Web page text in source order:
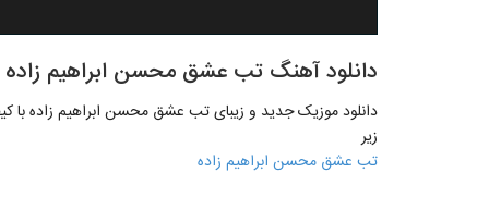
دانلود آهنگ تب عشق محسن ابراهیم زاده
زیر
تب عشق محسن ابراهیم زاده